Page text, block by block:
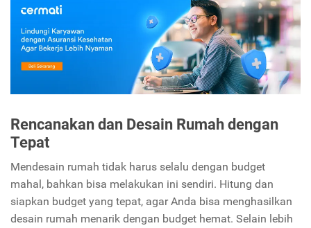
Rencanakan dan Desain Rumah dengan
Tepat
Mendesain rumah tidak harus selalu dengan budget
mahal, bahkan bisa melakukan ini sendiri. Hitung dan
siapkan budget yang tepat, agar Anda bisa menghasilkan
desain rumah menarik dengan budget hemat. Selain lebih